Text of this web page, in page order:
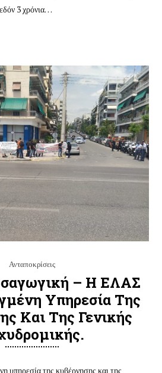
3 χρόνια…
Ανταποκρίσεις
– Η ΕΛΑΣ
Υπηρεσία Της
Και Της Γενικής
υπηρεσία της κυβέρνησης και της